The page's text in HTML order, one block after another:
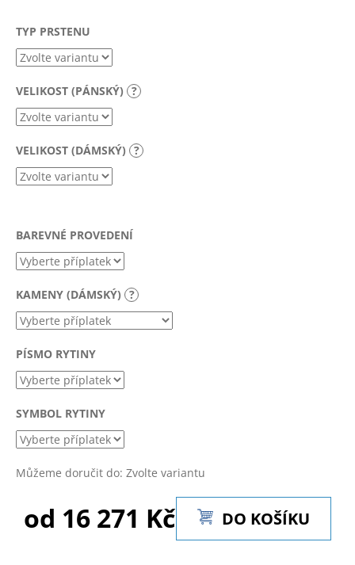
TYP PRSTENU
VELIKOST (PÁNSKÝ) ?
VELIKOST (DÁMSKÝ) ?
BAREVNÉ PROVEDENÍ
KAMENY (DÁMSKÝ) ?
PÍSMO RYTINY
SYMBOL RYTINY
Můžeme doručit do: Zvolte variantu
od 16 271 Kč DO KOŠÍKU
j
í
t
?
HLEDAT
D
o
p
o
r
č
u
j
e
m
e